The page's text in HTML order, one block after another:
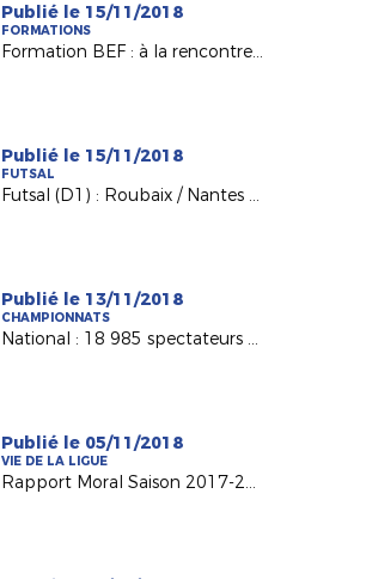
Publié le 15/11/2018
FORMATIONS
Formation BEF : à la rencontre de Kévin BOUGON (Noyen/Sarthe)
Publié le 15/11/2018
FUTSAL
Futsal (D1) : Roubaix / Nantes Métropole, le résumé (1-5)
Publié le 13/11/2018
CHAMPIONNATS
National : 18 985 spectateurs au MMArena
Publié le 05/11/2018
VIE DE LA LIGUE
Rapport Moral Saison 2017-2018